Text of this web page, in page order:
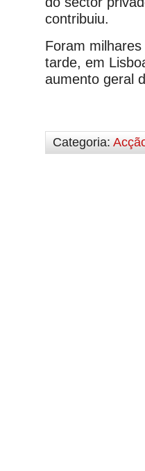
contribuiu.
Foram
tarde, em
aumento geral
Categoria: